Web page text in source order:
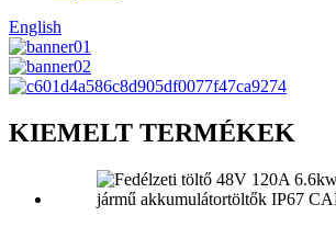
English
KIEMELT TERMÉKEK